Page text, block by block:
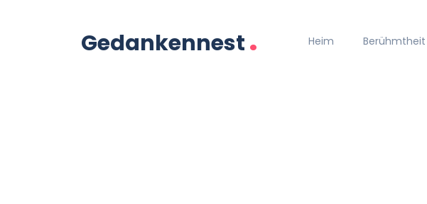
Gedankennest. Heim Berühmtheit